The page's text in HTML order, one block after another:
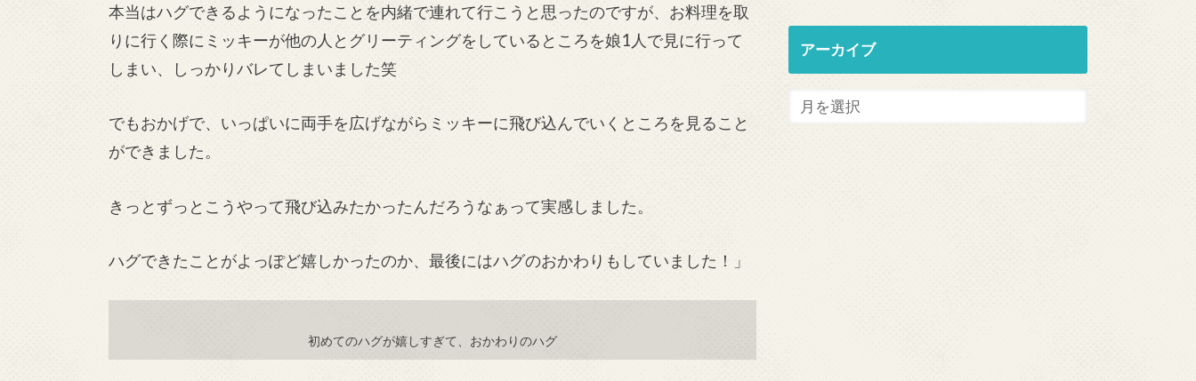
本当はハグできるようになったことを内緒で連れて行こうと思ったのですが、お料理を取
りに行く際にミッキーが他の人とグリーティングをしているところを娘1人で見に行って
しまい、しっかりバレてしまいました笑
でもおかげで、いっぱいに両手を広げながらミッキーに飛び込んでいくところを見ること
ができました。
きっとずっとこうやって飛び込みたかったんだろうなぁって実感しました。
ハグできたことがよっぽど嬉しかったのか、最後にはハグのおかわりもしていました！」
初めてのハグが嬉しすぎて、おかわりのハグ
アーカイブ